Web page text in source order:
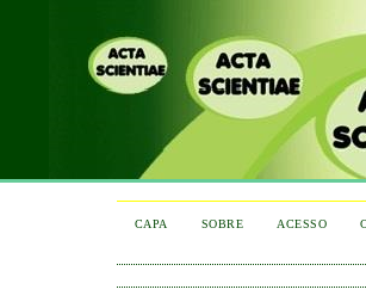
CAPA SOBRE ACESSO